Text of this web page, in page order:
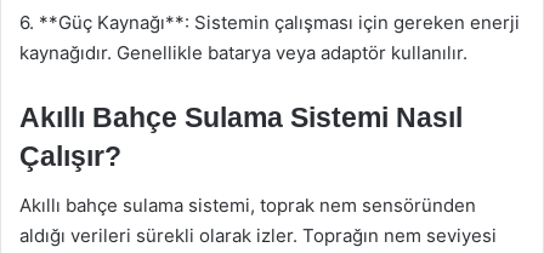
6. **Güç Kaynağı**: Sistemin çalışması için gereken enerji
kaynağıdır. Genellikle batarya veya adaptör kullanılır.
Akıllı Bahçe Sulama Sistemi Nasıl
Çalışır?
Akıllı bahçe sulama sistemi, toprak nem sensöründen
aldığı verileri sürekli olarak izler. Toprağın nem seviyesi